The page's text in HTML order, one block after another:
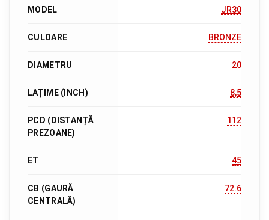
MODEL JR30
CULOARE BRONZE
DIAMETRU 20
LAȚIME (INCH) 8,5
PCD (DISTANȚĂ
PREZOANE)
112
ET 45
CB (GAURĂ
CENTRALĂ)
72.6